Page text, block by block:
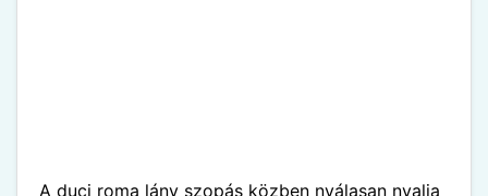
A duci roma lány szopás közben nyálasan nyalja